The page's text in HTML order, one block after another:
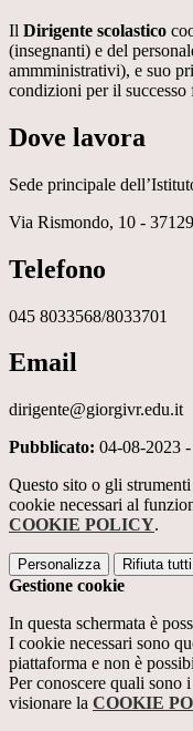
Il Dirigente scolastico
(insegnanti) e del
ammministrativi), e suo
condizioni per il
Dove lavora
Sede principale
Via Rismondo, 10 -
Telefono
045 8033568/8033701
Email
dirigente@giorgivr.edu.it
Pubblicato: 04-08-2023 -
Questo sito o gli
cookie necessari al
COOKIE POLICY.
Personalizza Rifiuta tutti
Gestione cookie
In questa schermata è
I cookie necessari sono
piattaforma e non è
Per conoscere quali sono
visionare la COOKIE